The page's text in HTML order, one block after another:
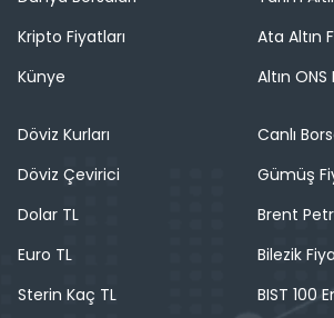
Kripto Fiyatları
Künye
Ata Altın
Altın ONS
Döviz Kurları
Döviz Çevirici
Dolar TL
Euro TL
Sterin Kaç TL
Canlı
Gümüş
Brent
Bilezik
BIST 100